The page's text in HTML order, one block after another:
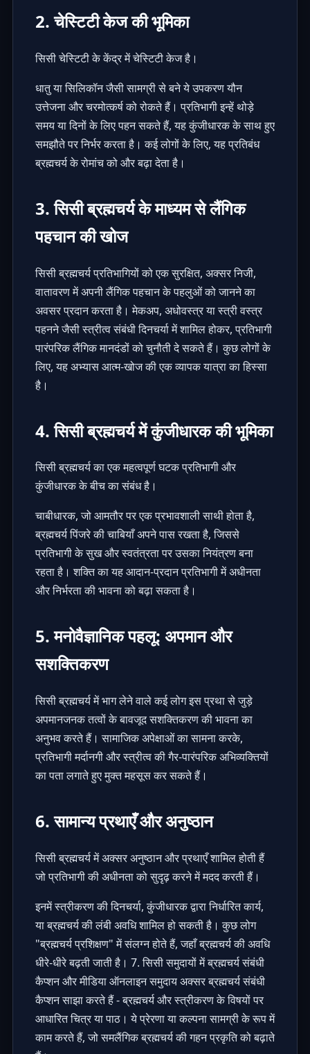
2. चेस्टिटी केज की भूमिका
सिसी चेस्टिटी के केंद्र मेंचेस्टिटी केजहै।
धातु या सिलिकॉन जैसी सामग्री से बने ये उपकरण यौन
उत्तेजना और चरमोत्कर्ष को रोकते हैं। प्रतिभागी इन्हें थोड़े
समय या दिनों के लिए पहन सकते हैं, यह कुंजीधारक के साथ हुए
समझौते पर निर्भर करता है। कई लोगों के लिए, यह प्रतिबंध
ब्रह्मचर्य के रोमांच को और बढ़ा देता है।
3. सिसी ब्रह्मचर्य के माध्यम से लैंगिक
पहचान की खोज
सिसी ब्रह्मचर्य प्रतिभागियों को एक सुरक्षित, अक्सर निजी,
वातावरण में अपनी लैंगिक पहचान के पहलुओं को जानने का
अवसर प्रदान करता है। मेकअप, अधोवस्त्र या स्त्री वस्त्र
पहनने जैसी स्त्रीत्व संबंधी दिनचर्या में शामिल होकर, प्रतिभागी
पारंपरिक लैंगिक मानदंडों को चुनौती दे सकते हैं। कुछ लोगों के
लिए, यह अभ्यास आत्म-खोज की एक व्यापक यात्रा का हिस्सा
है।
4. सिसी ब्रह्मचर्य में कुंजीधारक की भूमिका
सिसी ब्रह्मचर्य का एक महत्वपूर्ण घटक प्रतिभागी और
कुंजीधारक के बीच का संबंध है।
चाबीधारक, जो आमतौर पर एक प्रभावशाली साथी होता है,
ब्रह्मचर्य पिंजरे की चाबियाँ अपने पास रखता है, जिससे
प्रतिभागी के सुख और स्वतंत्रता पर उसका नियंत्रण बना
रहता है। शक्ति का यह आदान-प्रदान प्रतिभागी में अधीनता
और निर्भरता की भावना को बढ़ा सकता है।
5. मनोवैज्ञानिक पहलू: अपमान और
सशक्तिकरण
सिसी ब्रह्मचर्य में भाग लेने वाले कई लोग इस प्रथा से जुड़े
अपमानजनक तत्वों के बावजूद सशक्तिकरण की भावना का
अनुभव करते हैं। सामाजिक अपेक्षाओं का सामना करके,
प्रतिभागी मर्दानगी और स्त्रीत्व की गैर-पारंपरिक अभिव्यक्तियों
का पता लगाते हुए मुक्त महसूस कर सकते हैं।
6. सामान्य प्रथाएँ और अनुष्ठान
सिसी ब्रह्मचर्य में अक्सरअनुष्ठान और प्रथाएँशामिल होती हैं
जो प्रतिभागी की अधीनता को सुदृढ़ करने में मदद करती हैं।
इनमें स्त्रीकरण की दिनचर्या, कुंजीधारक द्वारा निर्धारित कार्य,
या ब्रह्मचर्य की लंबी अवधि शामिल हो सकती है। कुछ लोग
"ब्रह्मचर्य प्रशिक्षण" में संलग्न होते हैं, जहाँ ब्रह्मचर्य की अवधि
धीरे-धीरे बढ़ती जाती है। 7. सिसी समुदायों में ब्रह्मचर्य संबंधी
कैप्शन और मीडिया ऑनलाइन समुदाय अक्सर ब्रह्मचर्य संबंधी
कैप्शन साझा करते हैं - ब्रह्मचर्य और स्त्रीकरण के विषयों पर
आधारित चित्र या पाठ। ये प्रेरणा या कल्पना सामग्री के रूप में
काम करते हैं, जो समलैंगिक ब्रह्मचर्य की गहन प्रकृति को बढ़ाते